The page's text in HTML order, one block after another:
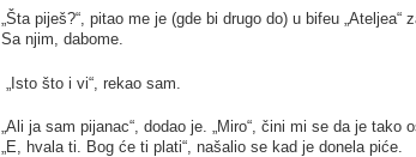
„Šta piješ?“, pitao me je (gde bi drugo do) u bifeu
Sa njim, dabome.
„Isto što i vi“, rekao sam.
„Ali ja sam pijanac“, dodao je. „Miro“, čini mi se da je tako
„E, hvala ti. Bog će ti plati“, našalio se kad je donela piće.